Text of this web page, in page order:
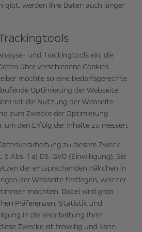
gibt, werden Ihre Daten auch länger
und Trackingtools ein, die
über verschiedene Cookies
möchte so eine bedarfsgerechte
Optimierung der Webseite
soll die Nutzung der Webseite
zum Zwecke der Optimierung
um den Erfolg der Inhalte zu messen.
zu diesem Zweck
Abs. 1 a) DS-GVO (Einwilligung). Sie
der entsprechenden Häkchen in
der Webseite festlegen, welcher
möchten. Dabei wird grob
Präferenzen, Statistik und
in die Verarbeitung Ihrer
Zwecke ist freiwillig und kann